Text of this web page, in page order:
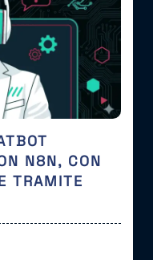
N8N, CON
TRAMITE